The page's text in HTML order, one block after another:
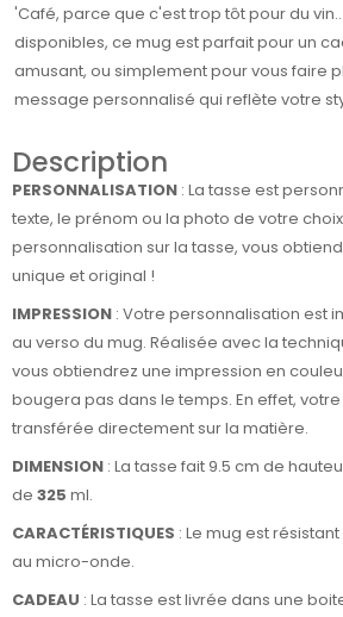
'Café, parce que c'est trop tôt pour du
disponibles, ce mug est parfait pour un
amusant, ou simplement pour vous faire
message personnalisé qui reflète votre
Description
PERSONNALISATION : La tasse est
texte, le prénom ou la photo de votre
personnalisation sur la tasse, vous
unique et original !
IMPRESSION : Votre personnalisation est
au verso du mug. Réalisée avec la
vous obtiendrez une impression en
bougera pas dans le temps. En effet,
transférée directement sur la matière.
DIMENSION : La tasse fait 9.5 cm de
de 325 ml.
CARACTÉRISTIQUES : Le mug est
au micro-onde.
CADEAU : La tasse est livrée dans une